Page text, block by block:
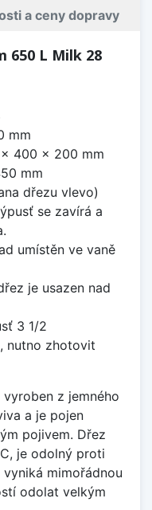
a ceny dopravy
650 L Milk 28
mm
400 x 200 mm
mm
dřezu vlevo)
se zavírá a
umístěn ve vaně
je usazen nad
3 1/2
nutno zhotovit
z jemného
a je pojen
pojivem. Dřez
je odolný proti
mimořádnou
odolat velkým